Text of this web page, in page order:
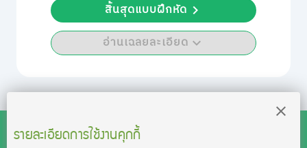
อ่านเฉลยละเอียด
สิ้นสุดแบบฝึกหัด
รายละเอียดการใช้งานคุกกี้